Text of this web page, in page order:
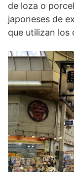
de loza o
japoneses de
que utilizan los